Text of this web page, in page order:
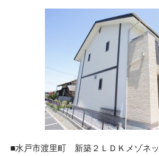
■水戸市渡里町 新築２ＬＤＫメゾネ